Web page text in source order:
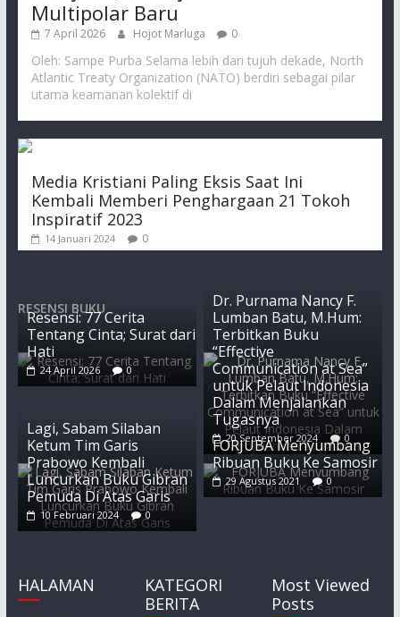
Multipolar Baru
7 April 2026 Hojot Marluga 0
Oleh: Sampe Purba Selama lebih dari tujuh dekade, North
Atlantic Treaty Organization (NATO) berdiri sebagai pilar
utama keamanan kolektif di
Media Kristiani Paling Eksis Saat Ini
Kembali Memberi Penghargaan 21 Tokoh
Inspiratif 2023
14 Januari 2024 0
RESENSI BUKU
Resensi: 77 Cerita
Tentang Cinta; Surat dari
Hati
24 April 2026 0
Dr. Purnama Nancy F.
Lumban Batu, M.Hum:
Terbitkan Buku
“Effective
Communication at Sea”
untuk Pelaut Indonesia
Dalam Menjalankan
Tugasnya
20 September 2024 0
Lagi, Sabam Silaban
Ketum Tim Garis
Prabowo Kembali
Luncurkan Buku Gibran
Pemuda Di Atas Garis
10 Februari 2024 0
FORJUBA Menyumbang
Ribuan Buku Ke Samosir
29 Agustus 2021 0
HALAMAN
KATEGORI
BERITA
Most Viewed
Posts